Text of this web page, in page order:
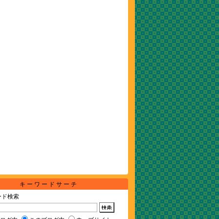
キーワードサーチ
検索